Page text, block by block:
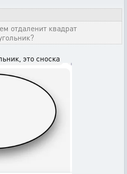
отдаленит квадрат
это сноска